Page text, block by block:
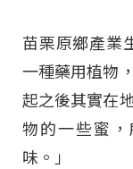
苗栗原鄉產業
一種藥用植物
起之後其實在
物的一些蜜
味。」